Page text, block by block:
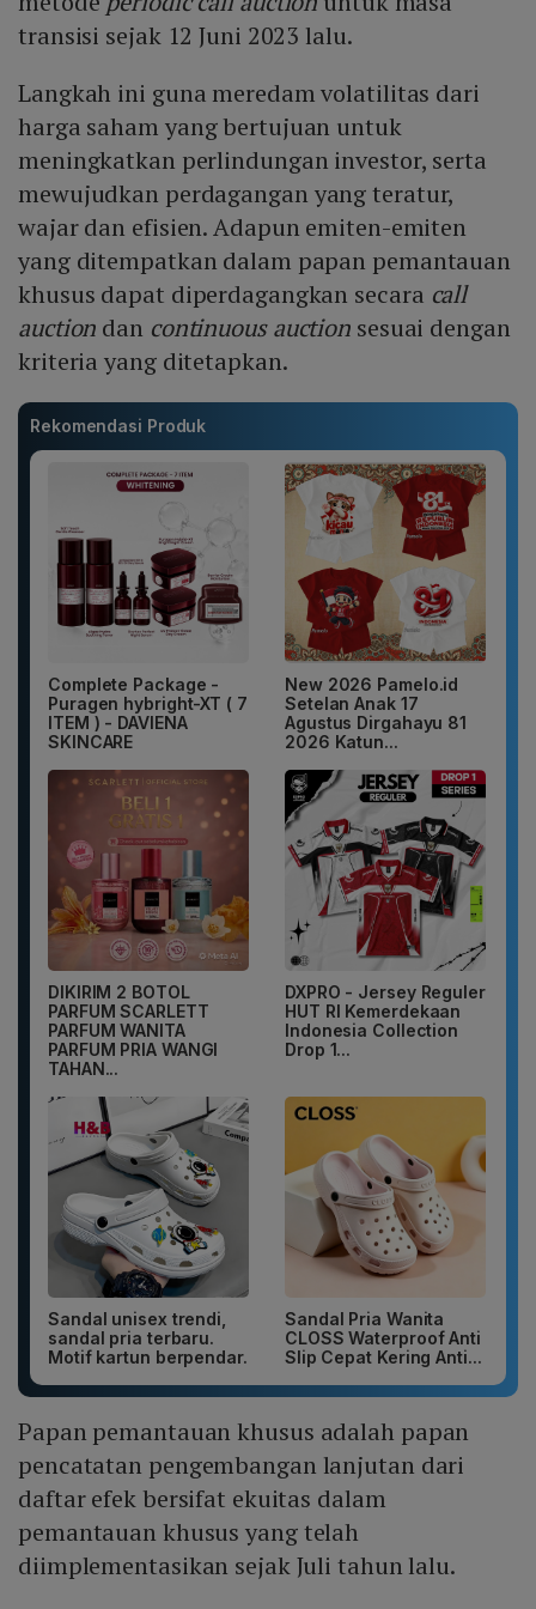
transisi sejak 12 Juni 2023 lalu.
Langkah ini guna meredam volatilitas dari
harga saham yang bertujuan untuk
meningkatkan perlindungan investor, serta
mewujudkan perdagangan yang teratur,
wajar dan efisien. Adapun emiten-emiten
yang ditempatkan dalam papan pemantauan
khusus dapat diperdagangkan secara call
auction dan continuous auction sesuai dengan
kriteria yang ditetapkan.
Rekomendasi Produk
Complete Package -
Puragen hybright-XT ( 7
ITEM ) - DAVIENA
SKINCARE
New 2026 Pamelo.id
Setelan Anak 17
Agustus Dirgahayu 81
2026 Katun...
DIKIRIM 2 BOTOL
PARFUM SCARLETT
PARFUM WANITA
PARFUM PRIA WANGI
TAHAN...
DXPRO - Jersey Reguler
HUT RI Kemerdekaan
Indonesia Collection
Drop 1...
Sandal unisex trendi,
sandal pria terbaru.
Motif kartun berpendar.
Sandal Pria Wanita
CLOSS Waterproof Anti
Slip Cepat Kering Anti...
Papan pemantauan khusus adalah papan
pencatatan pengembangan lanjutan dari
daftar efek bersifat ekuitas dalam
pemantauan khusus yang telah
diimplementasikan sejak Juli tahun lalu.